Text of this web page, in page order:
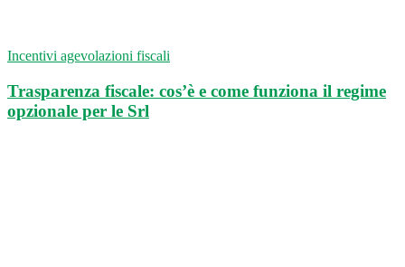
Incentivi agevolazioni fiscali
Trasparenza fiscale: cos’è e come funziona il regime
opzionale per le Srl